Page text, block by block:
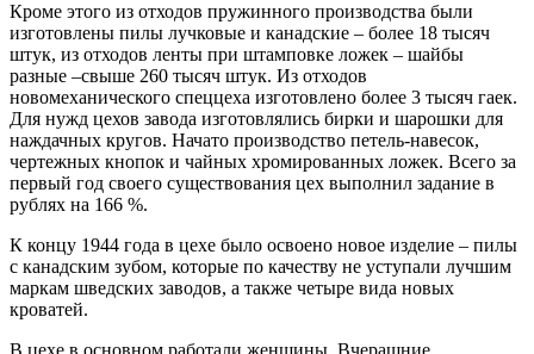
Кроме этого из отходов пружинного производства были
изготовлены пилы лучковые и канадские – более 18 тысяч
штук, из отходов ленты при штамповке ложек – шайбы
разные –свыше 260 тысяч штук. Из отходов
новомеханического спеццеха изготовлено более 3 тысяч гаек.
Для нужд цехов завода изготовлялись бирки и шарошки для
наждачных кругов. Начато производство петель-навесок,
чертежных кнопок и чайных хромированных ложек. Всего за
первый год своего существования цех выполнил задание в
рублях на 166 %.
К концу 1944 года в цехе было освоено новое изделие – пилы
с канадским зубом, которые по качеству не уступали лучшим
маркам шведских заводов, а также четыре вида новых
кроватей.